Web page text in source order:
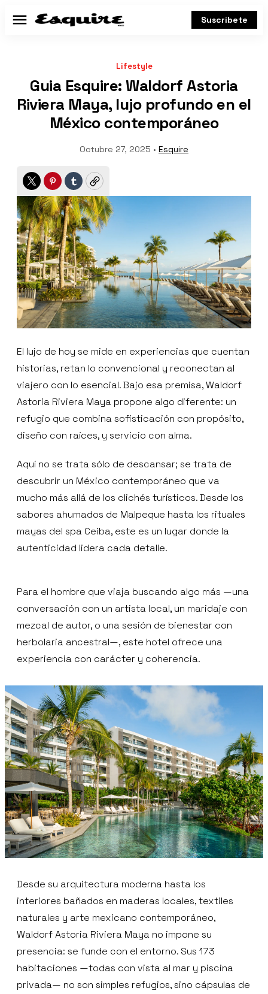
Menú Suscríbete
Lifestyle
Guia Esquire: Waldorf Astoria
Riviera Maya, lujo profundo en el
México contemporáneo
Octubre 27, 2025 • Esquire
TwitterPinterest
TumblrCopy
El lujo de hoy se mide en experiencias que cuentan
historias, retan lo convencional y reconectan al
viajero con lo esencial. Bajo esa premisa, Waldorf
Astoria Riviera Maya propone algo diferente: un
refugio que combina sofisticación con propósito,
diseño con raíces, y servicio con alma.
Aquí no se trata sólo de descansar; se trata de
descubrir un México contemporáneo que va
mucho más allá de los clichés turísticos. Desde los
sabores ahumados de Malpeque hasta los rituales
mayas del spa Ceiba, este es un lugar donde la
autenticidad lidera cada detalle.
Para el hombre que viaja buscando algo más —una
conversación con un artista local, un maridaje con
mezcal de autor, o una sesión de bienestar con
herbolaria ancestral—, este hotel ofrece una
experiencia con carácter y coherencia.
Desde su arquitectura moderna hasta los
interiores bañados en maderas locales, textiles
naturales y arte mexicano contemporáneo,
Waldorf Astoria Riviera Maya no impone su
presencia: se funde con el entorno. Sus 173
habitaciones —todas con vista al mar y piscina
privada— no son simples refugios, sino cápsulas de